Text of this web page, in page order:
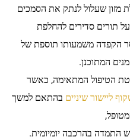
מזון שעלול לנתק את הסמכים
תורים סדירים להחלפת
הקפדה משמעותו תוספת של
המתוכנן.
הטיפול המתאימה, כאשר
ליישור שיניים בהתאם למשך
התמדה בהרכבה יומיומית.